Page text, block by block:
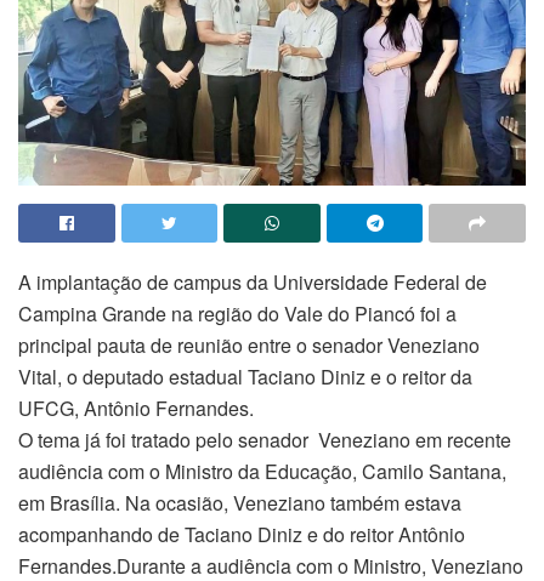
A implantação de campus da Universidade Federal de
Campina Grande na região do Vale do Piancó foi a
principal pauta de reunião entre o senador Veneziano
Vital, o deputado estadual Taciano Diniz e o reitor da
UFCG, Antônio Fernandes.
O tema já foi tratado pelo senador Veneziano em recente
audiência com o Ministro da Educação, Camilo Santana,
em Brasília. Na ocasião, Veneziano também estava
acompanhando de Taciano Diniz e do reitor Antônio
Fernandes.Durante a audiência com o Ministro, Veneziano